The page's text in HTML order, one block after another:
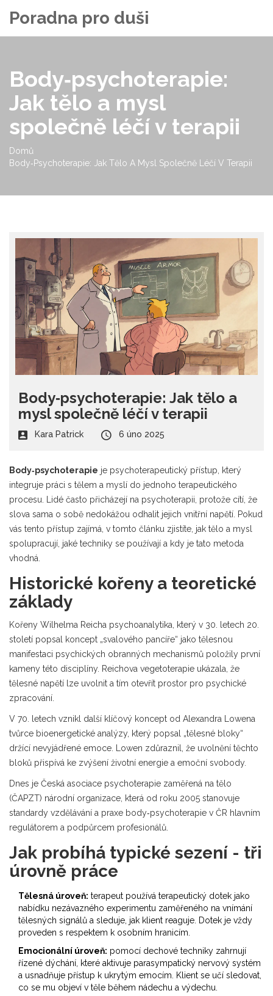
Poradna pro duši
Body‑psychoterapie:
Jak tělo a mysl
společně léčí v terapii
Domů
Body‑psychoterapie: Jak Tělo A Mysl Společně Léčí V Terapii
Body‑psychoterapie: Jak tělo a
mysl společně léčí v terapii
Kara Patrick 6 úno 2025
Body‑psychoterapie je psychoterapeutický přístup, který
integruje práci s tělem a myslí do jednoho terapeutického
procesu . Lidé často přicházejí na psychoterapii, protože cítí, že
slova sama o sobě nedokážou odhalit jejich vnitřní napětí. Pokud
vás tento přístup zajímá, v tomto článku zjistíte, jak tělo a mysl
spolupracují, jaké techniky se používají a kdy je tato metoda
vhodná.
Historické kořeny a teoretické
základy
Kořeny Wilhelma Reicha psychoanalytika, který v 30. letech 20.
století popsal koncept „svalového pancíře“ jako tělesnou
manifestaci psychických obranných mechanismů položily první
kameny této disciplíny. Reichova vegetoterapie ukázala, že
tělesné napětí lze uvolnit a tím otevřít prostor pro psychické
zpracování.
V 70. letech vznikl další klíčový koncept od Alexandra Lowena
tvůrce bioenergetické analýzy, který popsal „tělesné bloky“
držící nevyjádřené emoce . Lowen zdůraznil, že uvolnění těchto
bloků přispívá ke zvýšení životní energie a emoční svobody.
Dnes je Česká asociace psychoterapie zaměřená na tělo
(ČAPZT) národní organizace, která od roku 2005 stanovuje
standardy vzdělávání a praxe body‑psychoterapie v ČR hlavním
regulátorem a podpůrcem profesionálů.
Jak probíhá typické sezení - tři
úrovně práce
Tělesná úroveň: terapeut používá terapeutický dotek jako
nabídku nezávazného experimentu zaměřeného na vnímání
tělesných signálů a sleduje, jak klient reaguje. Dotek je vždy
proveden s respektem k osobním hranicím.
Emocionální úroveň: pomocí dechové techniky zahrnují
řízené dýchání, které aktivuje parasympatický nervový systém
a usnadňuje přístup k ukrytým emocím . Klient se učí sledovat,
co se mu objeví v těle během nádechu a výdechu.